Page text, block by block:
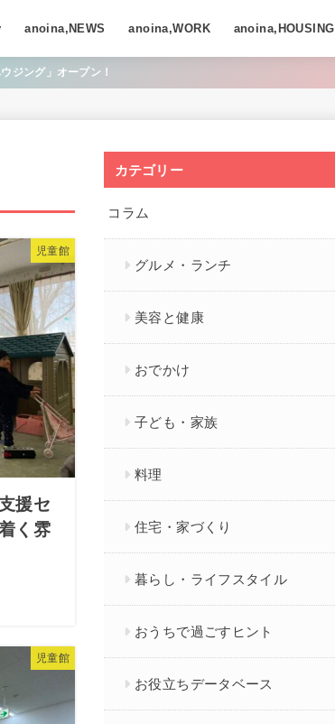
anoina,NEWS anoina,WORK anoina,HOUSING
ジング」オープン！
児童館
援セ
く雰
児童館
カテゴリー
コラム
グルメ・ランチ
美容と健康
おでかけ
子ども・家族
料理
住宅・家づくり
暮らし・ライフスタイル
おうちで過ごすヒント
お役立ちデータベース